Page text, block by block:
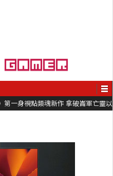
第一身視點類魂新作 拿破崙軍亡靈以